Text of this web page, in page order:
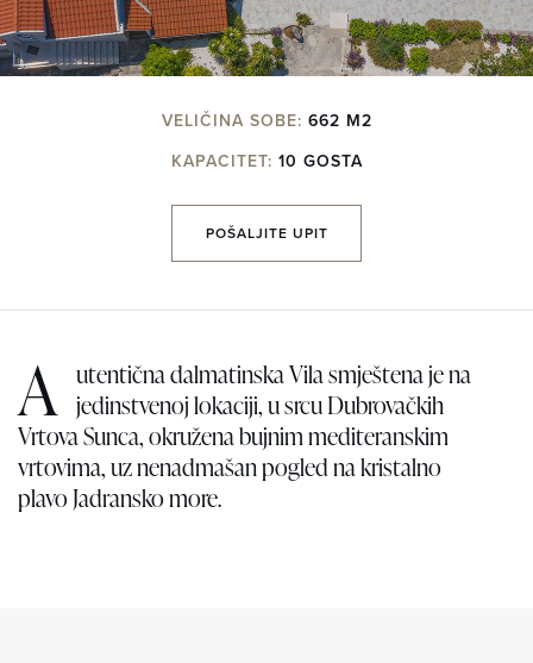
VELIČINA SOBE: 662 M2
KAPACITET: 10 GOSTA
POŠALJITE UPIT
A utentična dalmatinska Vila smještena je na
jedinstvenoj lokaciji, u srcu Dubrovačkih
Vrtova Sunca, okružena bujnim mediteranskim
vrtovima, uz nenadmašan pogled na kristalno
plavo Jadransko more.